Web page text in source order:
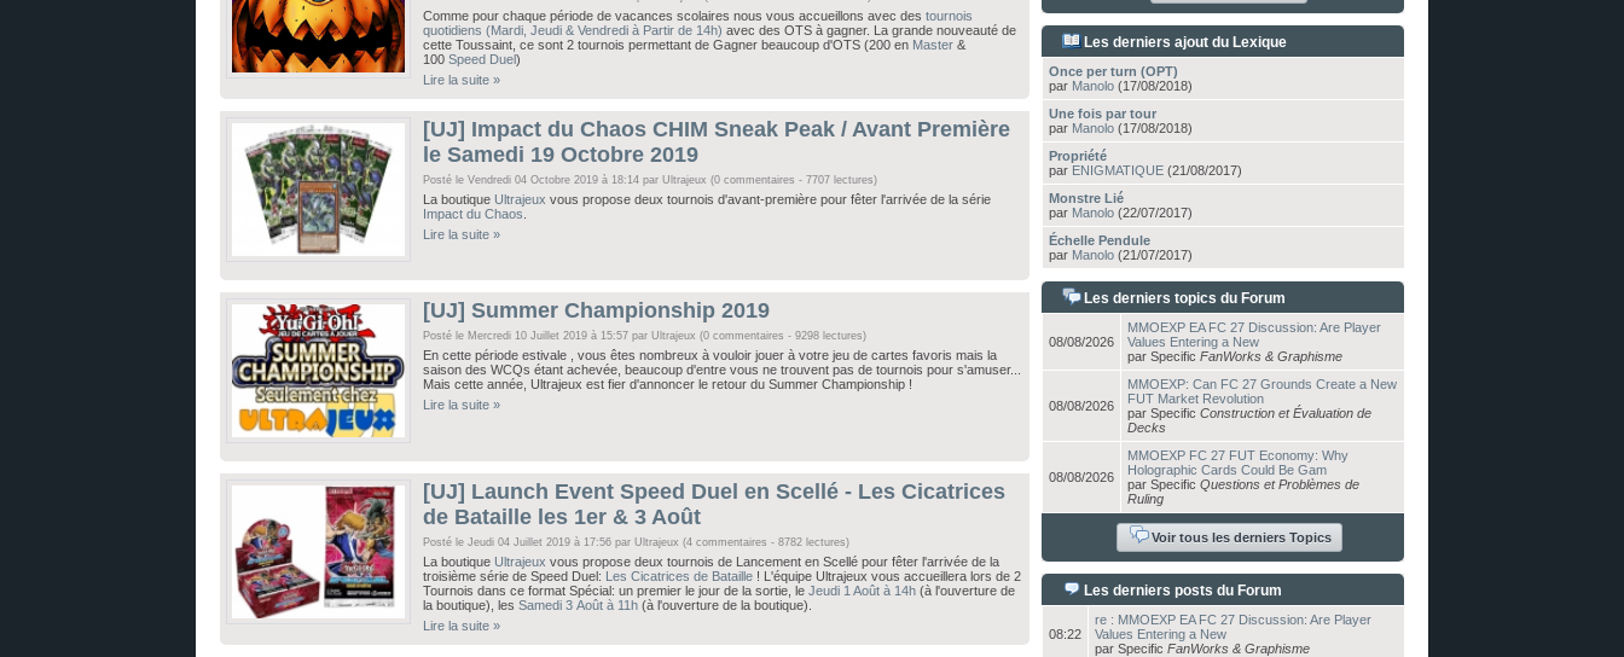
Comme pour chaque période de vacances scolaires nous vous accueillons avec des tournois
quotidiens (Mardi, Jeudi & Vendredi à Partir de 14h) avec des OTS à gagner. La grande nouveauté de
cette Toussaint, ce sont 2 tournois permettant de Gagner beaucoup d'OTS (200 en Master &
100 Speed Duel)
Lire la suite »
[UJ] Impact du Chaos CHIM Sneak Peak / Avant Première
le Samedi 19 Octobre 2019
Posté le Vendredi 04 Octobre 2019 à 18:14 par Ultrajeux (0 commentaires - 7707 lectures)
La boutique Ultrajeux vous propose deux tournois d'avant-première pour fêter l'arrivée de la série
Impact du Chaos
Lire la suite »
[UJ] Summer Championship 2019
Posté le Mercredi 10 Juillet 2019 à 15:57 par Ultrajeux (0 commentaires - 9298 lectures)
En cette période estivale , vous êtes nombreux à vouloir jouer à votre jeu de cartes favoris mais la
saison des WCQs étant achevée, beaucoup d'entre vous ne trouvent pas de tournois pour s'amuser...
Mais cette année, Ultrajeux est fier d'annoncer le retour du Summer Championship !
Lire la suite »
[UJ] Launch Event Speed Duel en Scellé - Les Cicatrices
de Bataille les 1er & 3 Août
Posté le Jeudi 04 Juillet 2019 à 17:56 par Ultrajeux (4 commentaires - 8782 lectures)
La boutique Ultrajeux vous propose deux tournois de Lancement en Scellé pour fêter l'arrivée de la
troisième série de Speed Duel: Les Cicatrices de Bataille ! L'équipe Ultrajeux vous accueillera lors de 2
Tournois dans ce format Spécial: un premier le jour de la sortie, le Jeudi 1 Août à 14h (à l'ouverture de
la boutique), les Samedi 3 Août à 11h (à l'ouverture de la boutique).
Lire la suite »
Les derniers ajout du Lexique
Once per turn (OPT)
par Manolo (17/08/2018)
Une fois par tour
par Manolo (17/08/2018)
Propriété
par ENIGMATIQUE (21/08/2017)
Monstre Lié
par Manolo (22/07/2017)
Échelle Pendule
par Manolo (21/07/2017)
Les derniers topics du Forum
08/08/2026
MMOEXP EA FC 27 Discussion: Are Player
Values Entering a New
par Specific FanWorks & Graphisme
08/08/2026
MMOEXP: Can FC 27 Grounds Create a New
FUT Market Revolution
par Specific Construction et Évaluation de
Decks
08/08/2026
MMOEXP FC 27 FUT Economy: Why
Holographic Cards Could Be Gam
par Specific Questions et Problèmes de
Ruling
Voir tous les derniers Topics
Les derniers posts du Forum
08:22
re : MMOEXP EA FC 27 Discussion: Are Player
Values Entering a New
par Specific FanWorks & Graphisme